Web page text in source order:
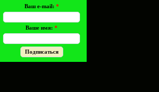
Ваш e-mail: *
Ваше имя: *